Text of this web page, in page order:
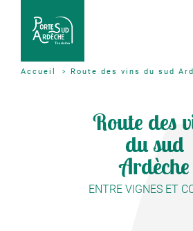
Accueil Route des vins du sud
Route des
du sud
Ardèche
ENTRE VIGNES ET